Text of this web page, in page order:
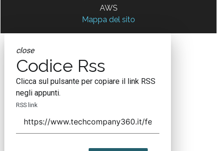
AWS
Mappa del sito
close
Codice Rss
Clicca sul pulsante per copiare il link RSS
negli appunti.
RSS link